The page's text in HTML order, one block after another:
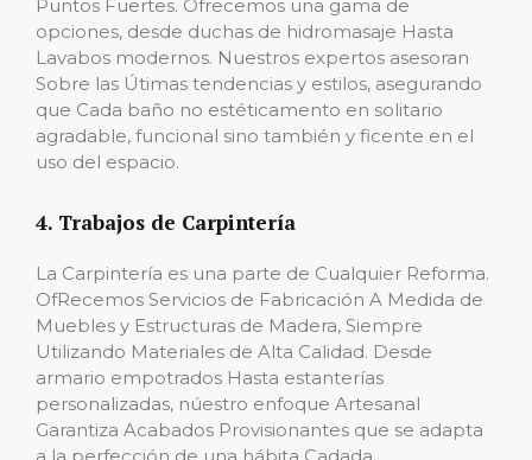
Puntos Fuertes. Ofrecemos una gama de
opciones, desde duchas de hidromasaje Hasta
Lavabos modernos. Nuestros expertos asesoran
Sobre las Útimas tendencias y estilos, asegurando
que Cada baño no estéticamento en solitario
agradable, funcional sino también y ficente en el
uso del espacio.
4. Trabajos de Carpintería
La Carpintería es una parte de Cualquier Reforma.
OfRecemos Servicios de Fabricación A Medida de
Muebles y Estructuras de Madera, Siempre
Utilizando Materiales de Alta Calidad. Desde
armario empotrados Hasta estanterías
personalizadas, núestro enfoque Artesanal
Garantiza Acabados Provisionantes que se adapta